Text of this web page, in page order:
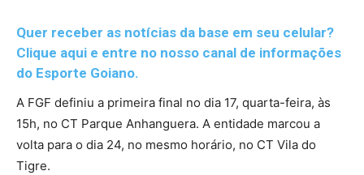
Quer receber as notícias da base em seu celular?
Clique aqui e entre no nosso canal de informações
do Esporte Goiano.
A FGF definiu a primeira final no dia 17, quarta-feira, às
15h, no CT Parque Anhanguera. A entidade marcou a
volta para o dia 24, no mesmo horário, no CT Vila do
Tigre.